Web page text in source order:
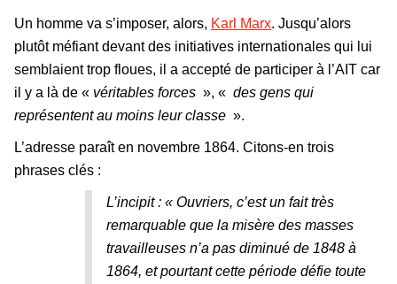
Un homme va s’imposer, alors, Karl Marx. Jusqu’alors
plutôt méfiant devant des initiatives internationales qui lui
semblaient trop floues, il a accepté de participer à l’AIT car
il y a là de « véritables forces », « des gens qui
représentent au moins leur classe ».
L’adresse paraît en novembre 1864. Citons-en trois
phrases clés :
L’incipit : « Ouvriers, c’est un fait très
remarquable que la misère des masses
travailleuses n’a pas diminué de 1848 à
1864, et pourtant cette période défie toute